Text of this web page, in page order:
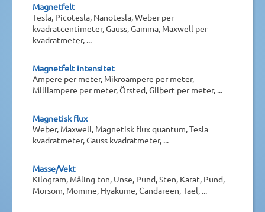
Magnetfelt
Tesla, Picotesla, Nanotesla, Weber per
kvadratcentimeter, Gauss, Gamma, Maxwell per
kvadratmeter, ...
Magnetfelt intensitet
Ampere per meter, Mikroampere per meter,
Milliampere per meter, Örsted, Gilbert per meter, ...
Magnetisk flux
Weber, Maxwell, Magnetisk flux quantum, Tesla
kvadratmeter, Gauss kvadratmeter, ...
Masse/Vekt
Kilogram, Måling ton, Unse, Pund, Sten, Karat, Pund,
Morsom, Momme, Hyakume, Candareen, Tael, ...